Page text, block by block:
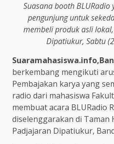
Suasana booth
pengunjung untuk
membeli produk asli
Dipatiukur, Sabtu
berkembang mengikuti
Pembajakan karya yang
radio dari mahasiswa
membuat acara BLURadio
diselenggarakan di Taman
Padjajaran Dipatiukur,